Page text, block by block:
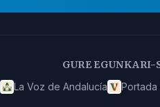
GURE EGUNKARI-
La Voz de Andalucía Portada